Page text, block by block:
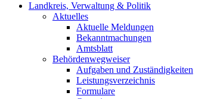
Landkreis, Verwaltung & Politik
Aktuelles
Aktuelle Meldungen
Bekanntmachungen
Amtsblatt
Behördenwegweiser
Aufgaben und Zuständigkeiten
Leistungsverzeichnis
Formulare